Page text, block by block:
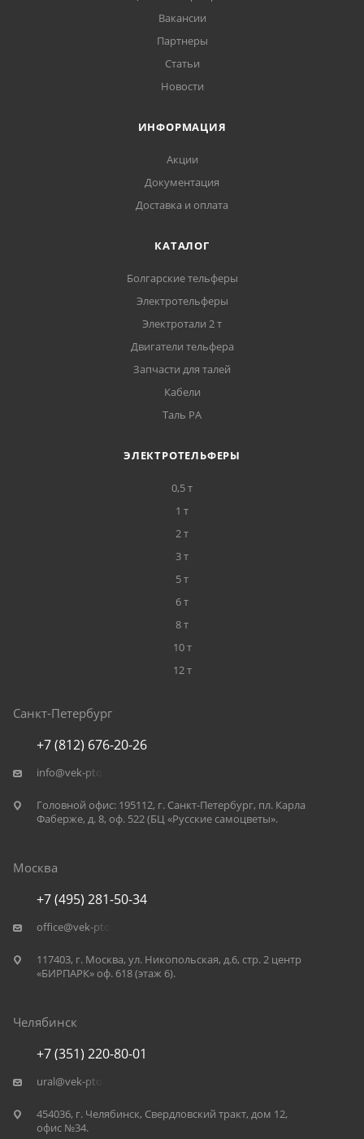
Вакансии
Партнеры
Статьи
Новости
ИНФОРМАЦИЯ
Акции
Документация
Доставка и оплата
КАТАЛОГ
Болгарские тельферы
Электротельферы
Электротали 2 т
Двигатели тельфера
Запчасти для талей
Кабели
Таль РА
ЭЛЕКТРОТЕЛЬФЕРЫ
0,5 т
1 т
2 т
3 т
5 т
6 т
8 т
10 т
12 т
Санкт-Петербург
+7 (812) 676-20-26
info@vek-pto.ru
Головной офис: 195112, г. Санкт-Петербург, пл. Карла
Фаберже, д. 8, оф. 522 (БЦ «Русские самоцветы».
Москва
+7 (495) 281-50-34
office@vek-pto.ru
117403, г. Москва, ул. Никопольская, д.6, стр. 2 центр
«БИРПАРК» оф. 618 (этаж 6).
Челябинск
+7 (351) 220-80-01
ural@vek-pto.ru
454036, г. Челябинск, Свердловский тракт, дом 12,
офис №34.